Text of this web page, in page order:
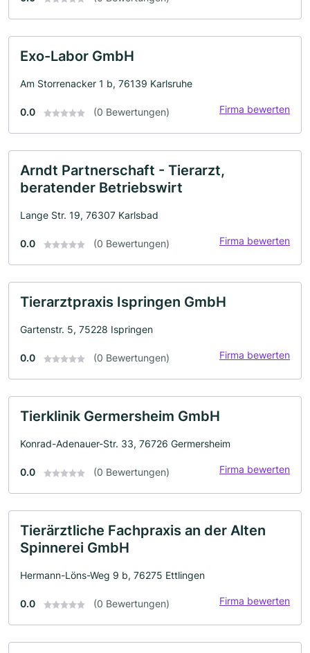
Exo-Labor GmbH
Am Storrenacker 1 b, 76139 Karlsruhe
0.0 (0 Bewertungen) Firma bewerten
Arndt Partnerschaft - Tierarzt,
beratender Betriebswirt
Lange Str. 19, 76307 Karlsbad
0.0 (0 Bewertungen) Firma bewerten
Tierarztpraxis Ispringen GmbH
Gartenstr. 5, 75228 Ispringen
0.0 (0 Bewertungen) Firma bewerten
Tierklinik Germersheim GmbH
Konrad-Adenauer-Str. 33, 76726 Germersheim
0.0 (0 Bewertungen) Firma bewerten
Tierärztliche Fachpraxis an der Alten
Spinnerei GmbH
Hermann-Löns-Weg 9 b, 76275 Ettlingen
0.0 (0 Bewertungen) Firma bewerten